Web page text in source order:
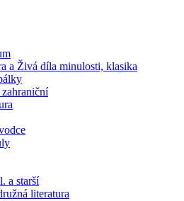
a Živá díla minulosti, klasika
a starší
literatura